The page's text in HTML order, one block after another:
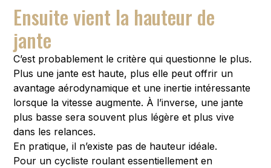
Ensuite vient la hauteur de
jante
C’est probablement le critère qui questionne le plus.
Plus une jante est haute, plus elle peut offrir un
avantage aérodynamique et une inertie intéressante
lorsque la vitesse augmente. À l’inverse, une jante
plus basse sera souvent plus légère et plus vive
dans les relances.
En pratique, il n’existe pas de hauteur idéale.
Pour un cycliste roulant essentiellement en